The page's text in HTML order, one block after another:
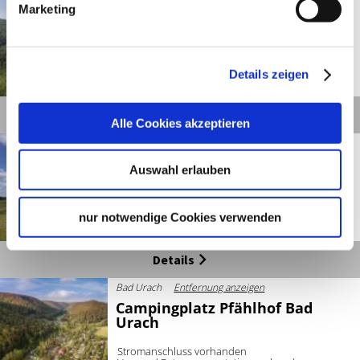
Marketing
Details zeigen
Alle Cookies akzeptieren
Auswahl erlauben
nur notwendige Cookies verwenden
Details
©
Bad Urach Entfernung anzeigen
4 - Rund um Eberstetten
Details
Bad Urach Entfernung anzeigen
Campingplatz Pfählhof Bad
Urach
Stromanschluss vorhanden